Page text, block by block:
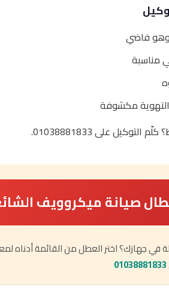
فاضي
مناسبة
مكشوفة
على 01038881833.
صيانة ميكروويف
جهازك؟ اختر العطل من القائمة أدناه
01038881833